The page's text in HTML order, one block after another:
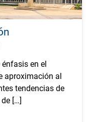
en el
aproximación al
tendencias de
[…]